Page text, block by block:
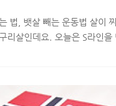
법, 뱃살 빼는 운동법 살이
리살인데요. 오늘은 S라인을
만, 다이어트를 처음 해보는